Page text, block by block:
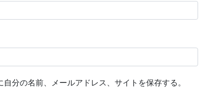
分の名前、メールアドレス、サイトを保存する。